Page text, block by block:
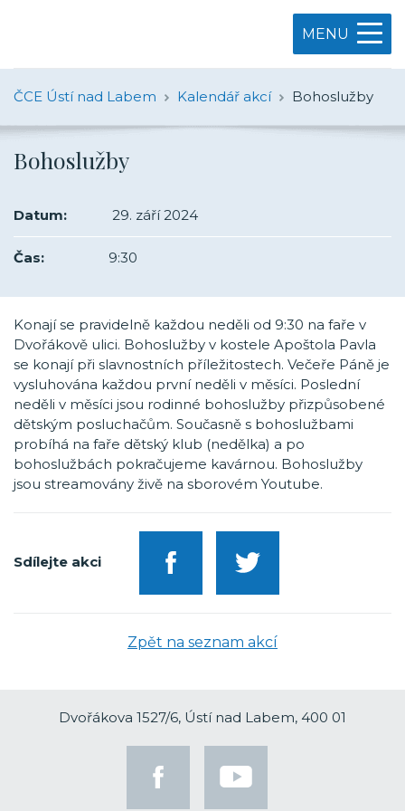
MENU
ČCE Ústí nad Labem Kalendář akcí Bohoslužby
Bohoslužby
Datum: 29. září 2024
Čas: 9:30
Konají se pravidelně každou neděli od 9:30 na faře v
Dvořákově ulici. Bohoslužby v kostele Apoštola Pavla
se konají při slavnostních příležitostech. Večeře Páně je
vysluhována každou první neděli v měsíci. Poslední
neděli v měsíci jsou rodinné bohoslužby přizpůsobené
dětským posluchačům. Současně s bohoslužbami
probíhá na faře dětský klub (nedělka) a po
bohoslužbách pokračujeme kavárnou. Bohoslužby
jsou streamovány živě na sborovém Youtube.
Sdílejte akci
Zpět na seznam akcí
Dvořákova 1527/6, Ústí nad Labem, 400 01